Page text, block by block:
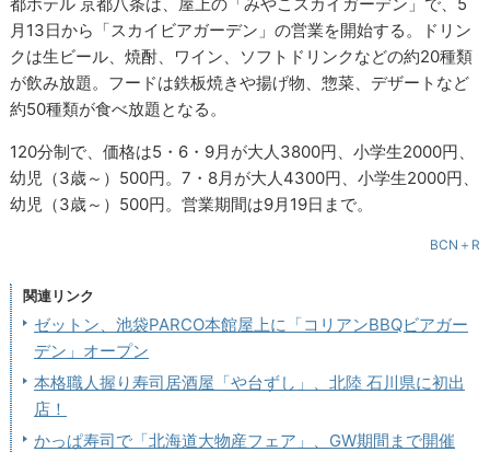
月13日から「スカイビアガーデン」の営業を開始する。ドリン
クは生ビール、焼酎、ワイン、ソフトドリンクなどの約20種類
が飲み放題。フードは鉄板焼きや揚げ物、惣菜、デザートなど
約50種類が食べ放題となる。
120分制で、価格は5・6・9月が大人3800円、小学生2000円、
幼児（3歳～）500円。7・8月が大人4300円、小学生2000円、
幼児（3歳～）500円。営業期間は9月19日まで。
BCN＋R
関連リンク
ゼットン、池袋PARCO本館屋上に「コリアンBBQビアガー
デン」オープン
本格職人握り寿司居酒屋「や台ずし」、北陸 石川県に初出
店！
かっぱ寿司で「北海道大物産フェア」、GW期間まで開催